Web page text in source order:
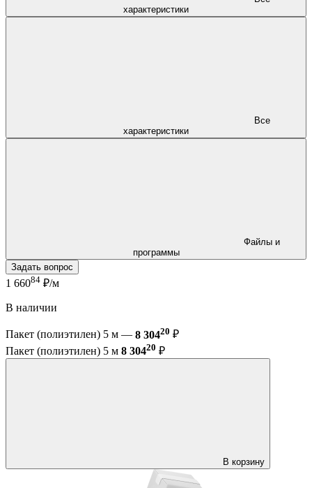
характеристики
характеристики
программы
Задать вопрос
1 66084 ₽/м
В наличии
Пакет (полиэтилен) 5 м — 8 30420 ₽
Пакет (полиэтилен) 5 м 8 30420 ₽
В корзину